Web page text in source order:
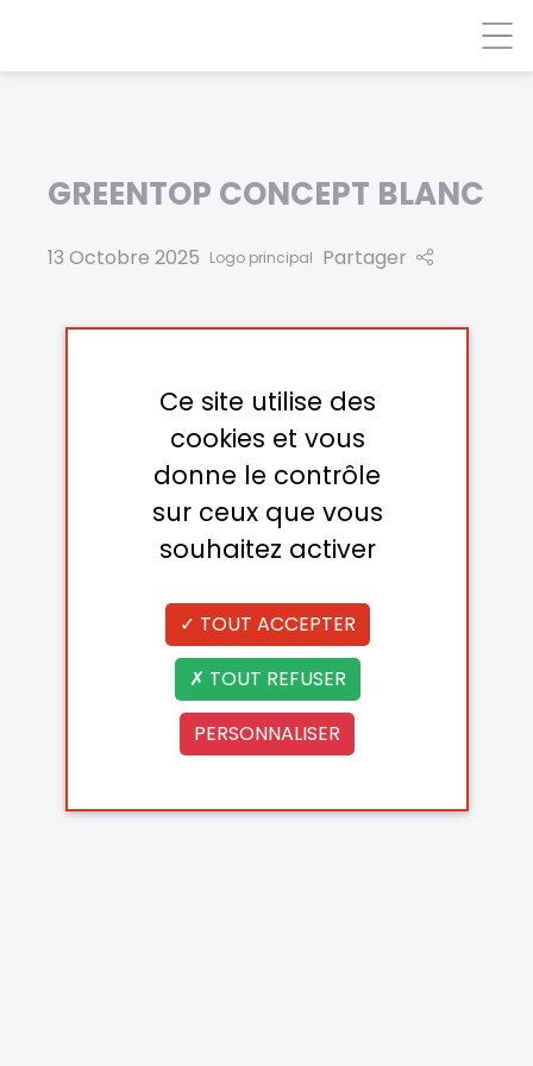
GREENTOP CONCEPT BLANC
13 Octobre 2025 Logo principal Partager
Ce site utilise des
cookies et vous
donne le contrôle
sur ceux que vous
souhaitez activer
TOUT ACCEPTER
TOUT REFUSER
PERSONNALISER